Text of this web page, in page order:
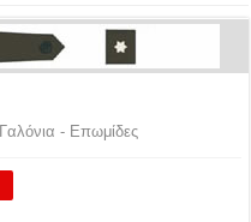
Γαλόνια - Επωμίδες